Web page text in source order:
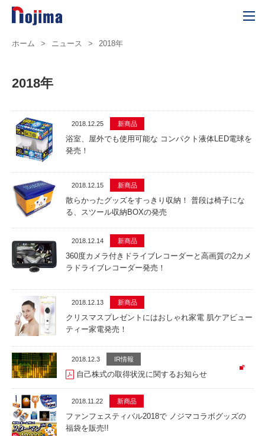
ホーム > ニュース > 2018年
2018年
2018.12.25 新商品
浴室、屋外でも使用可能な コンパクト液体LED電球を
発売！
2018.12.15 新商品
散らかったグッズをすっきり収納！ 普段は椅子にな
る、スツール収納BOXの発売
2018.12.14 新商品
360度カメラ付きドライブレコーダーと高画質の2カメ
ラドライブレコーダー発売！
2018.12.13 新商品
クリスマスプレゼントにはおしゃれ家電 肌ケアビュー
ティー家電発売！
2018.12.3 IR情報
自己株式の取得状況に関するお知らせ
2018.11.22 新商品
ファンフェスティバル2018で ノジマコラボグッズの
福袋を販売!!